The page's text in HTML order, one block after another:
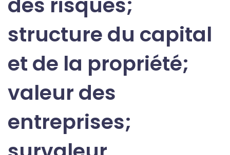
structure du capital
et de la propriété;
valeur des
entreprises;